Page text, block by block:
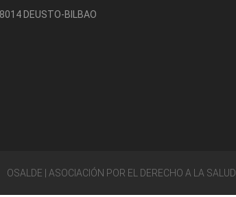
DEUSTO-BILBAO
OSALDE | ASOCIACIÓN POR EL DERECHO A LA